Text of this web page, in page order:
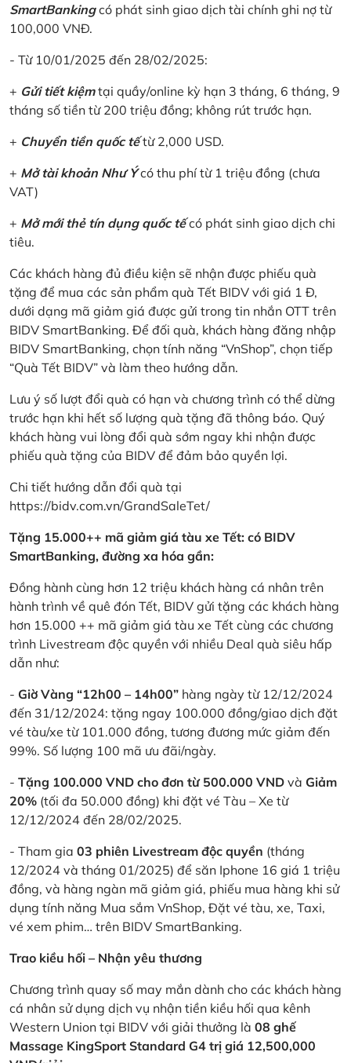
SmartBankingcó phát sinh giao dịch tài chính ghi nợ từ
100,000 VNĐ.
- Từ 10/01/2025 đến 28/02/2025:
+ Gửi tiết kiệmtại quầy/online kỳ hạn 3 tháng, 6 tháng, 9
tháng số tiền từ 200 triệu đồng; không rút trước hạn.
+ Chuyển tiền quốc tếtừ 2,000 USD.
+ Mở tài khoản Như Ýcó thu phí từ 1 triệu đồng (chưa
VAT)
+ Mở mới thẻ tín dụng quốc tếcó phát sinh giao dịch chi
tiêu.
Các khách hàng đủ điều kiện sẽ nhận được phiếu quà
tặng để mua các sản phẩm quà Tết BIDV với giá 1 Đ,
dưới dạng mã giảm giá được gửi trong tin nhắn OTT trên
BIDV SmartBanking. Để đối quà, khách hàng đăng nhập
BIDV SmartBanking, chọn tính năng “VnShop”, chọn tiếp
“Quà Tết BIDV” và làm theo hướng dẫn.
Lưu ý số lượt đổi quà có hạn và chương trình có thể dừng
trước hạn khi hết số lượng quà tặng đã thông báo. Quý
khách hàng vui lòng đổi quà sớm ngay khi nhận được
phiếu quà tặng của BIDV để đảm bảo quyền lợi.
Chi tiết hướng dẫn đổi quà tại
https://bidv.com.vn/GrandSaleTet/
Tặng 15.000++ mã giảm giá tàu xe Tết: có BIDV
SmartBanking, đường xa hóa gần:
Đồng hành cùng hơn 12 triệu khách hàng cá nhân trên
hành trình về quê đón Tết, BIDV gửi tặng các khách hàng
hơn 15.000 ++ mã giảm giá tàu xe Tết cùng các chương
trình Livestream độc quyền với nhiều Deal quà siêu hấp
dẫn như:
- Giờ Vàng “12h00 – 14h00” hàng ngày từ 12/12/2024
đến 31/12/2024: tặng ngay 100.000 đồng/giao dịch đặt
vé tàu/xe từ 101.000 đồng, tương đương mức giảm đến
99%. Số lượng 100 mã ưu đãi/ngày.
- Tặng 100.000 VND cho đơn từ 500.000 VND và Giảm
20% (tối đa 50.000 đồng) khi đặt vé Tàu – Xe từ
12/12/2024 đến 28/02/2025.
- Tham gia 03 phiên Livestream độc quyền (tháng
12/2024 và tháng 01/2025) để săn Iphone 16 giá 1 triệu
đồng, và hàng ngàn mã giảm giá, phiếu mua hàng khi sử
dụng tính năng Mua sắm VnShop, Đặt vé tàu, xe, Taxi,
vé xem phim… trên BIDV SmartBanking.
Trao kiều hối – Nhận yêu thương
Chương trình quay số may mắn dành cho các khách hàng
cá nhân sử dụng dịch vụ nhận tiền kiều hối qua kênh
Western Union tại BIDV với giải thưởng là 08 ghế
Massage KingSport Standard G4 trị giá 12,500,000